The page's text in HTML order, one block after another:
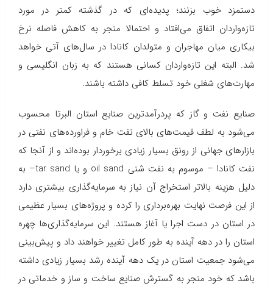
دستمزد خوب بزنند؛ پدیده‌ای که در گذشته کمتر در مورد
تازه‌واردان اتفاق می‌افتاد و احتمالا منجر به کاهش فاصله نرخ
بیکاری میان مهاجران و متولدان کانادا در سال‌های آتی خواهد
شد. البته این تازه‌واردان کسانی هستند که به زبان انگلیسی و
مهارت‌های شغلی خود تسلط کافی داشته باشند.
صنایع نفت و گاز که پردرآمدترین صنایع استان البرتا محسوب
می‌شود به لطف قیمت‌های بالای نفت خام و فراورده‌های نفتی در
بازارهای جهانی از رونق بسیار زیادی برخوردار بوده‌اند و از آنجا که
نفت کانادا – موسوم به نفت شنی oil sand و یا tar sand– به
دلیل هزینه بالاتر استخراج آن نیاز به سرمایه‌گذاری بیشتری دارد
از این فرصت نهایت بهره‌برداری را کرده و پروژه‌های بسیار عظیمی
در استان در دست اجرا یا آغاز هستند. این سرمایه‌گذاری‌ها چهره
استان را در دهه آینده به طور کامل تغییر خواهند داد و پیش‌بینی
می‌شود جمعیت استان در یک دهه آینده رشد بسیار زیادی داشته
باشد که خود منجر به گسترش صنایع ساخت و ساز و خدماتی در